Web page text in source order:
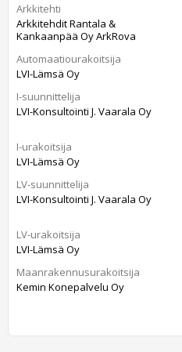
Arkkitehti
Arkkitehdit Rantala &
Kankaanpää Oy ArkRova
Automaatiourakoitsija
LVI-Lämsä Oy
I-suunnittelija
LVI-Konsultointi J. Vaarala Oy
I-urakoitsija
LVI-Lämsä Oy
LV-suunnittelija
LVI-Konsultointi J. Vaarala Oy
LV-urakoitsija
LVI-Lämsä Oy
Maanrakennusurakoitsija
Kemin Konepalvelu Oy